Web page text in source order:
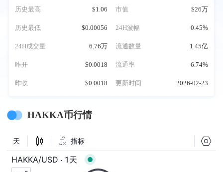
历史最高 $1.06 市值 $26万
历史最低 $0.00056 24H波幅 0.45%
24H成交量 6.76万 流通数量 1.45亿
昨开 $0.0018 流通率 6.74%
昨收 $0.0018 更新时间 2026-02-23
HAKKA币行情